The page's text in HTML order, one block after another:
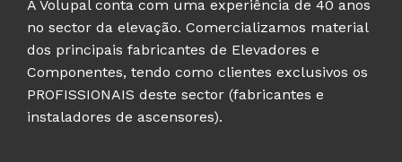
A Volupal conta com uma experiência de 40 anos
no sector da elevação. Comercializamos material
dos principais fabricantes de Elevadores e
Componentes, tendo como clientes exclusivos os
PROFISSIONAIS deste sector (fabricantes e
instaladores de ascensores).